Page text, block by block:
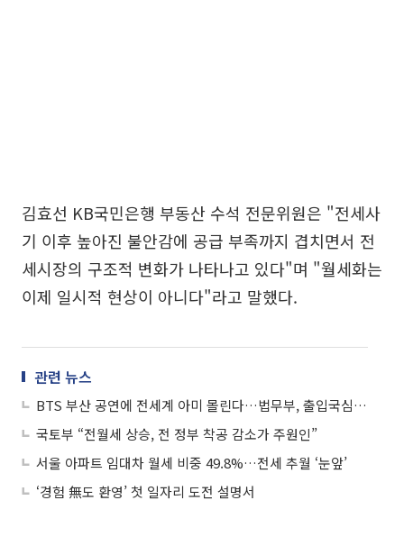
김효선 KB국민은행 부동산 수석 전문위원은 "전세사
기 이후 높아진 불안감에 공급 부족까지 겹치면서 전
세시장의 구조적 변화가 나타나고 있다"며 "월세화는
이제 일시적 현상이 아니다"라고 말했다.
관련 뉴스
BTS 부산 공연에 전세계 아미 몰린다…법무부, 출입국심사 특별대책
국토부 “전월세 상승, 전 정부 착공 감소가 주원인”
서울 아파트 임대차 월세 비중 49.8%…전세 추월 ‘눈앞’
‘경험 無도 환영’ 첫 일자리 도전 설명서